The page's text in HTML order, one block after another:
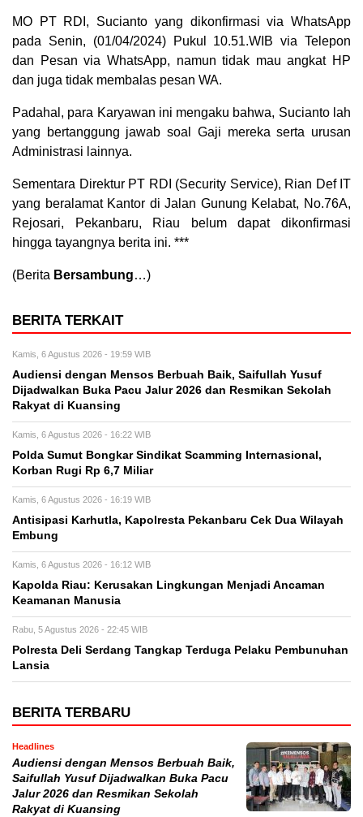
MO PT RDI, Sucianto yang dikonfirmasi via WhatsApp
pada Senin, (01/04/2024) Pukul 10.51.WIB via Telepon
dan Pesan via WhatsApp, namun tidak mau angkat HP
dan juga tidak membalas pesan WA.
Padahal, para Karyawan ini mengaku bahwa, Sucianto lah
yang bertanggung jawab soal Gaji mereka serta urusan
Administrasi lainnya.
Sementara Direktur PT RDI (Security Service), Rian Def IT
yang beralamat Kantor di Jalan Gunung Kelabat, No.76A,
Rejosari, Pekanbaru, Riau belum dapat dikonfirmasi
hingga tayangnya berita ini. ***
(Berita Bersambung…)
BERITA TERKAIT
Kamis, 6 Agustus 2026 - 19:59 WIB
Audiensi dengan Mensos Berbuah Baik, Saifullah Yusuf
Dijadwalkan Buka Pacu Jalur 2026 dan Resmikan Sekolah
Rakyat di Kuansing
Kamis, 6 Agustus 2026 - 16:22 WIB
Polda Sumut Bongkar Sindikat Scamming Internasional,
Korban Rugi Rp 6,7 Miliar
Kamis, 6 Agustus 2026 - 16:19 WIB
Antisipasi Karhutla, Kapolresta Pekanbaru Cek Dua Wilayah
Embung
Kamis, 6 Agustus 2026 - 16:12 WIB
Kapolda Riau: Kerusakan Lingkungan Menjadi Ancaman
Keamanan Manusia
Rabu, 5 Agustus 2026 - 22:45 WIB
Polresta Deli Serdang Tangkap Terduga Pelaku Pembunuhan
Lansia
BERITA TERBARU
Headlines
Audiensi dengan Mensos Berbuah Baik,
Saifullah Yusuf Dijadwalkan Buka Pacu
Jalur 2026 dan Resmikan Sekolah
Rakyat di Kuansing